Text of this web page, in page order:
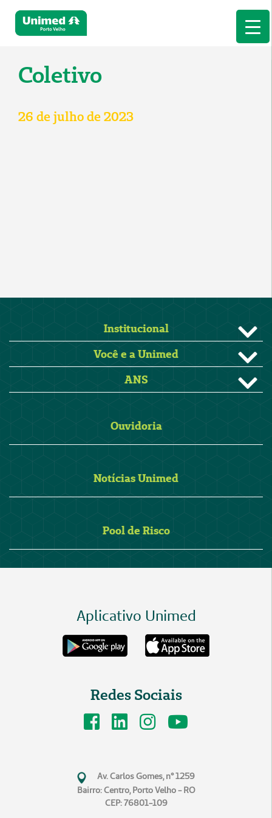
Coletivo
26 de julho de 2023
Institucional
Você e a Unimed
ANS
Ouvidoria
Notícias Unimed
Pool de Risco
Aplicativo Unimed
Redes Sociais
Av. Carlos Gomes, n° 1259
Bairro: Centro, Porto Velho - RO
CEP: 76801-109